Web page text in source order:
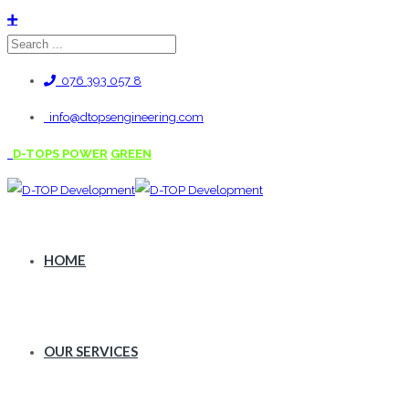
076 393 057 8
info@dtopsengineering.com
D-TOPS POWER GREEN
HOME
OUR SERVICES